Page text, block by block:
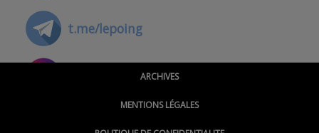
t.me/lepoing
@montpellierpoinginfo
ARCHIVES
MENTIONS LÉGALES